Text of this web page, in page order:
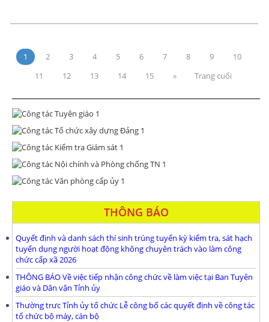
1 2 3 4 5 6 7 8 9
10
11
12 13 14 15 » Trang cuối
THÔNG BÁO
Quyết định và danh sách thí sinh trúng tuyển kỳ kiểm tra, sát hạch
tuyển dụng người hoạt động không chuyên trách vào làm công
chức cấp xã 2026
THÔNG BÁO Về việc tiếp nhận công chức về làm việc tại Ban Tuyên
giáo và Dân vận Tỉnh ủy
Thường trưc Tỉnh ủy tổ chức Lễ công bố các quyết định về công tác
tổ chức bộ máy, cán bộ